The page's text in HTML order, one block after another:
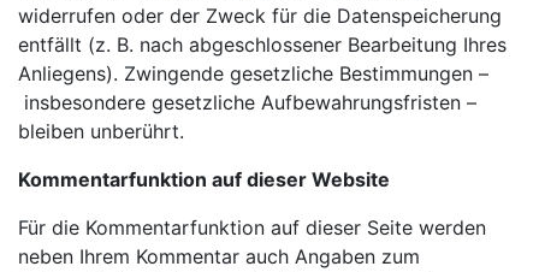
widerrufen oder der Zweck für die Datenspeicherung
entfällt (z. B. nach abgeschlossener Bearbeitung Ihres
Anliegens). Zwingende gesetzliche Bestimmungen –
insbesondere gesetzliche Aufbewahrungsfristen –
bleiben unberührt.
Kommentarfunktion auf dieser Website
Für die Kommentarfunktion auf dieser Seite werden
neben Ihrem Kommentar auch Angaben zum